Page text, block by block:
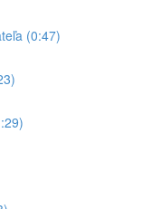
(0:47)